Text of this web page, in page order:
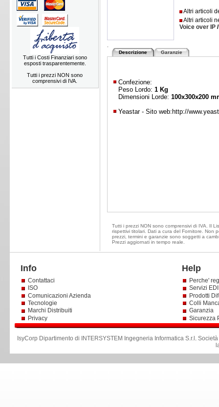
Tutti i Costi Finanziari sono
esposti trasparentemente.
Tutti i prezzi NON sono
comprensivi di IVA.
Altri articoli
Altri articoli
Voice over IP
Descrizione Garanzie
Confezione:
Peso Lordo: 1 Kg
Dimensioni Lorde: 100x300x200
Yeastar - Sito web: http://
Tutti i prezzi NON sono comprensivi di IVA. Il
rispettivi titolari. Dati a cura del Fornitore. Non
prezzi, termini e garanzie sono soggetti a
Prezzi aggiornati in tempo reale.
Info Help
Contattaci
ISO
Comunicazioni Azienda
Tecnologie
Marchi Distribuiti
Privacy
Perche'
Servizi
Prodotti
Colli
Garanzia
Sicurezza
IsyCorp Dipartimento di INTERSYSTEM Ingegneria Informatica S.r.l .